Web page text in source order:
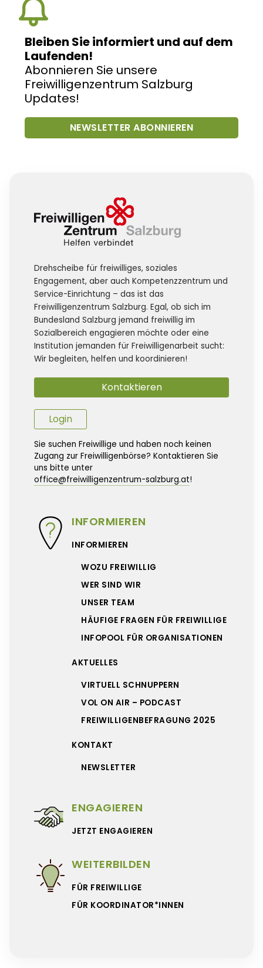
Bleiben Sie informiert und auf dem
Laufenden!
Abonnieren Sie unsere
Freiwilligenzentrum Salzburg
Updates!
NEWSLETTER ABONNIEREN
Drehscheibe für freiwilliges, soziales
Engagement, aber auch Kompetenzzentrum und
Service-Einrichtung – das ist das
Freiwilligenzentrum Salzburg. Egal, ob sich im
Bundesland Salzburg jemand freiwillig im
Sozialbereich engagieren möchte oder eine
Institution jemanden für Freiwilligenarbeit sucht:
Wir begleiten, helfen und koordinieren!
Kontaktieren
Login
Sie suchen Freiwillige und haben noch keinen
Zugang zur Freiwilligenbörse? Kontaktieren Sie
uns bitte unter
office@freiwilligenzentrum-salzburg.at!
INFORMIEREN
INFORMIEREN
WOZU FREIWILLIG
WER SIND WIR
UNSER TEAM
HÄUFIGE FRAGEN FÜR FREIWILLIGE
INFOPOOL FÜR ORGANISATIONEN
AKTUELLES
VIRTUELL SCHNUPPERN
VOL ON AIR – PODCAST
FREIWILLIGENBEFRAGUNG 2025
KONTAKT
NEWSLETTER
ENGAGIEREN
JETZT ENGAGIEREN
WEITERBILDEN
FÜR FREIWILLIGE
FÜR KOORDINATOR*INNEN